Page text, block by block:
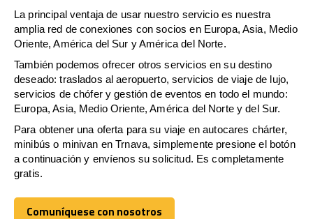
La principal ventaja de usar nuestro servicio es nuestra
amplia red de conexiones con socios en Europa, Asia, Medio
Oriente, América del Sur y América del Norte.
También podemos ofrecer otros servicios en su destino
deseado: traslados al aeropuerto, servicios de viaje de lujo,
servicios de chófer y gestión de eventos en todo el mundo:
Europa, Asia, Medio Oriente, América del Norte y del Sur.
Para obtener una oferta para su viaje en autocares chárter,
minibús o minivan en Trnava, simplemente presione el botón
a continuación y envíenos su solicitud. Es completamente
gratis.
Comuníquese con nosotros